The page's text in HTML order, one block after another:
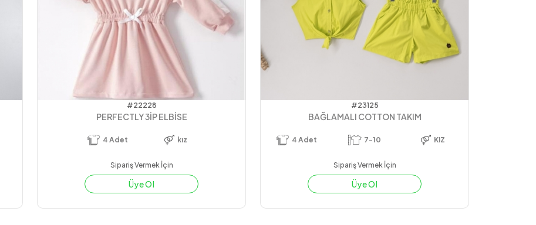
#22228
PERFECTLY 3İP ELBİSE
4 Adet kız
Sipariş Vermek İçin
Üye Ol
#23125
BAĞLAMALI COTTON TAKIM
4 Adet 7-10 KIZ
Sipariş Vermek İçin
Üye Ol